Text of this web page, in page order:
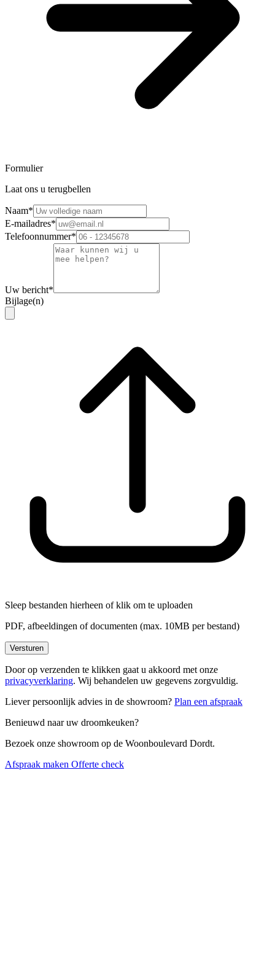
Formulier
Laat ons u terugbellen
Naam*
E-mailadres*
Telefoonnummer*
Uw bericht*
Bijlage(n)
Sleep bestanden hierheen ofklik om te uploaden
PDF, afbeeldingen of documenten (max. 10MB per bestand)
Versturen
Door op verzenden te klikken gaat u akkoord met onze
privacyverklaring. Wij behandelen uw gegevens zorgvuldig.
Liever persoonlijk advies in de showroom? Plan een afspraak
Benieuwd naar uw droomkeuken?
Bezoek onze showroom op de Woonboulevard Dordt.
Afspraak maken Offerte check